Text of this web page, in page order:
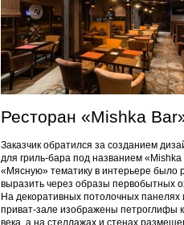
Ресторан «Mishka
Заказчик обратился за созданием
для гриль-бара под названием «Mishka
«Мясную» тематику в интерьере было
выразить через образы первобытных
На декоративных потолочных панелях
приват-зале изображены петроглифы
века, а на стеллажах и стенах